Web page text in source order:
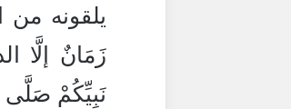
يلقونه من
زَمَانٌ إلَّا
نَبِيِّكُمْ صَلَّى